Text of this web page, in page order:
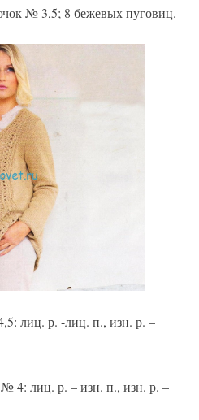
№ 3,5; 8 бежевых пуговиц.
лиц. р. -лиц. п., изн. р. –
4: лиц. р. – изн. п., изн. р. –